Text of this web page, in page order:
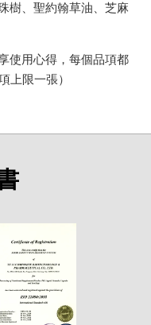
樹、聖約翰草油、芝麻
使用心得，每個品項都
上限一張）